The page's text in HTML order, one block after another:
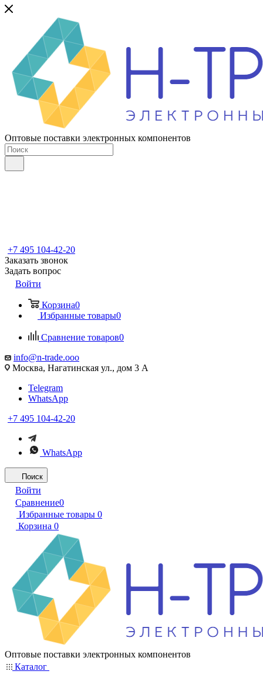
Оптовые поставки электронных компонентов
+7 495 104-42-20
Заказать звонок
Задать вопрос
Войти
Корзина0
Избранные товары0
Сравнение товаров0
info@n-trade.ooo
Москва, Нагатинская ул., дом 3 А
Telegram
WhatsApp
+7 495 104-42-20
WhatsApp
Поиск
Войти
Сравнение0
Избранные товары 0
Корзина 0
Оптовые поставки электронных компонентов
Каталог